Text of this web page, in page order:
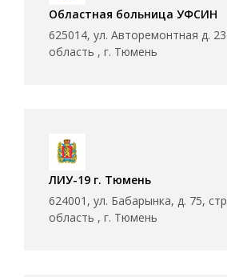
Областная больница УФСИН
625014, ул. Авторемонтная д.
область , г. Тюмень
ЛИУ-19 г. Тюмень
624001, ул. Бабарынка, д. 75,
область , г. Тюмень